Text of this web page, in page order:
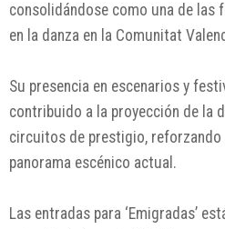
consolidándose como una de las
en la danza en la Comunitat
Su presencia en escenarios y
contribuido a la proyección de la
circuitos de prestigio, reforzando
panorama escénico actual.
Las entradas para ‘Emigradas’